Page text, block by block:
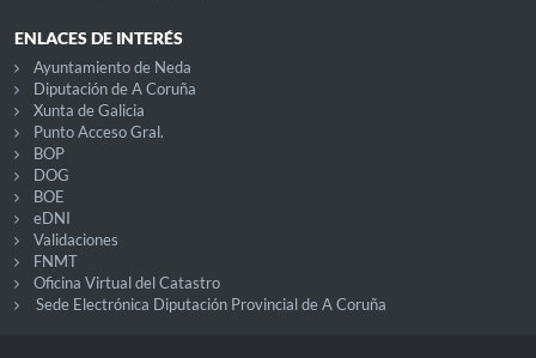
ENLACES DE INTERÉS
Ayuntamiento de Neda
Diputación de A Coruña
Xunta de Galicia
Punto Acceso Gral.
BOP
DOG
BOE
eDNI
Validaciones
FNMT
Oficina Virtual del Catastro
Sede Electrónica Diputación Provincial de A Coruña